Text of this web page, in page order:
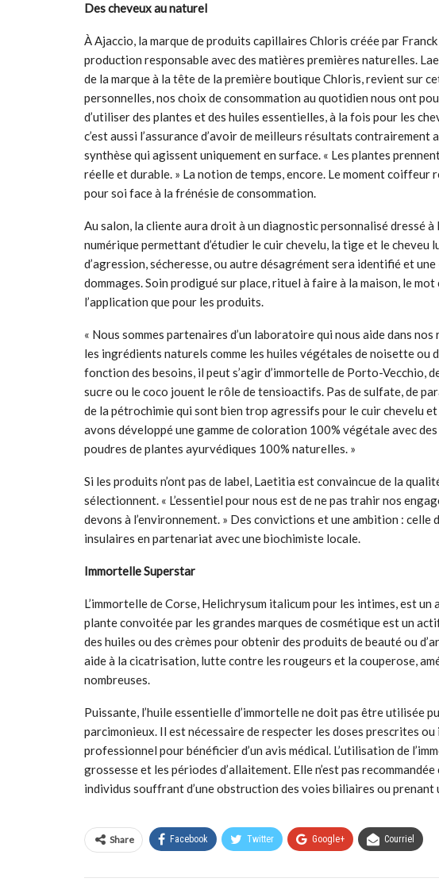
Des cheveux au naturel
À Ajaccio, la marque de produits capillaires Chloris créée par
production responsable avec des matières premières naturelles.
de la marque à la tête de la première boutique Chloris, revient sur
personnelles, nos choix de consommation au quotidien nous ont
d’utiliser des plantes et des huiles essentielles, à la fois pour les
c’est aussi l’assurance d’avoir de meilleurs résultats
synthèse qui agissent uniquement en surface. « Les plantes
réelle et durable. » La notion de temps, encore. Le moment coiffeur
pour soi face à la frénésie de consommation.
Au salon, la cliente aura droit à un diagnostic personnalisé dressé à
numérique permettant d’étudier le cuir chevelu, la tige et le cheveu
d’agression, sécheresse, ou autre désagrément sera identifié et
dommages. Soin prodigué sur place, rituel à faire à la maison, le
l’application que pour les produits.
« Nous sommes partenaires d’un laboratoire qui nous aide dans
les ingrédients naturels comme les huiles végétales de noisette ou
fonction des besoins, il peut s’agir d’immortelle de Porto-Vecchio,
sucre ou le coco jouent le rôle de tensioactifs. Pas de sulfate, de
de la pétrochimie qui sont bien trop agressifs pour le cuir chevelu et
avons développé une gamme de coloration 100% végétale avec
poudres de plantes ayurvédiques 100% naturelles. »
Si les produits n’ont pas de label, Laetitia est convaincue de la
sélectionnent. « L’essentiel pour nous est de ne pas trahir nos
devons à l’environnement. » Des convictions et une ambition :
insulaires en partenariat avec une biochimiste locale.
Immortelle Superstar
L’immortelle de Corse, Helichrysum italicum pour les intimes, est
plante convoitée par les grandes marques de cosmétique est un
des huiles ou des crèmes pour obtenir des produits de beauté ou
aide à la cicatrisation, lutte contre les rougeurs et la couperose,
nombreuses.
Puissante, l’huile essentielle d’immortelle ne doit pas être utilisée
parcimonieux. Il est nécessaire de respecter les doses prescrites
professionnel pour bénéficier d’un avis médical. L’utilisation de
grossesse et les périodes d’allaitement. Elle n’est pas
individus souffrant d’une obstruction des voies biliaires ou
Share Facebook Twitter Google+ Courriel